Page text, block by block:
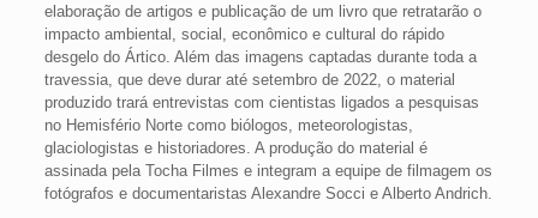
elaboração de artigos e publicação de um livro que retratarão o
impacto ambiental, social, econômico e cultural do rápido
desgelo do Ártico. Além das imagens captadas durante toda a
travessia, que deve durar até setembro de 2022, o material
produzido trará entrevistas com cientistas ligados a pesquisas
no Hemisfério Norte como biólogos, meteorologistas,
glaciologistas e historiadores. A produção do material é
assinada pela Tocha Filmes e integram a equipe de filmagem os
fotógrafos e documentaristas Alexandre Socci e Alberto Andrich.